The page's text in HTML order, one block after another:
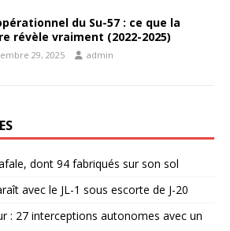
du Su-57 : ce que la
révèle vraiment (2022-2025)
29, 2025 admin
dont 94 fabriqués sur son sol
avec le JL-1 sous escorte de J-20
: 27 interceptions autonomes avec un